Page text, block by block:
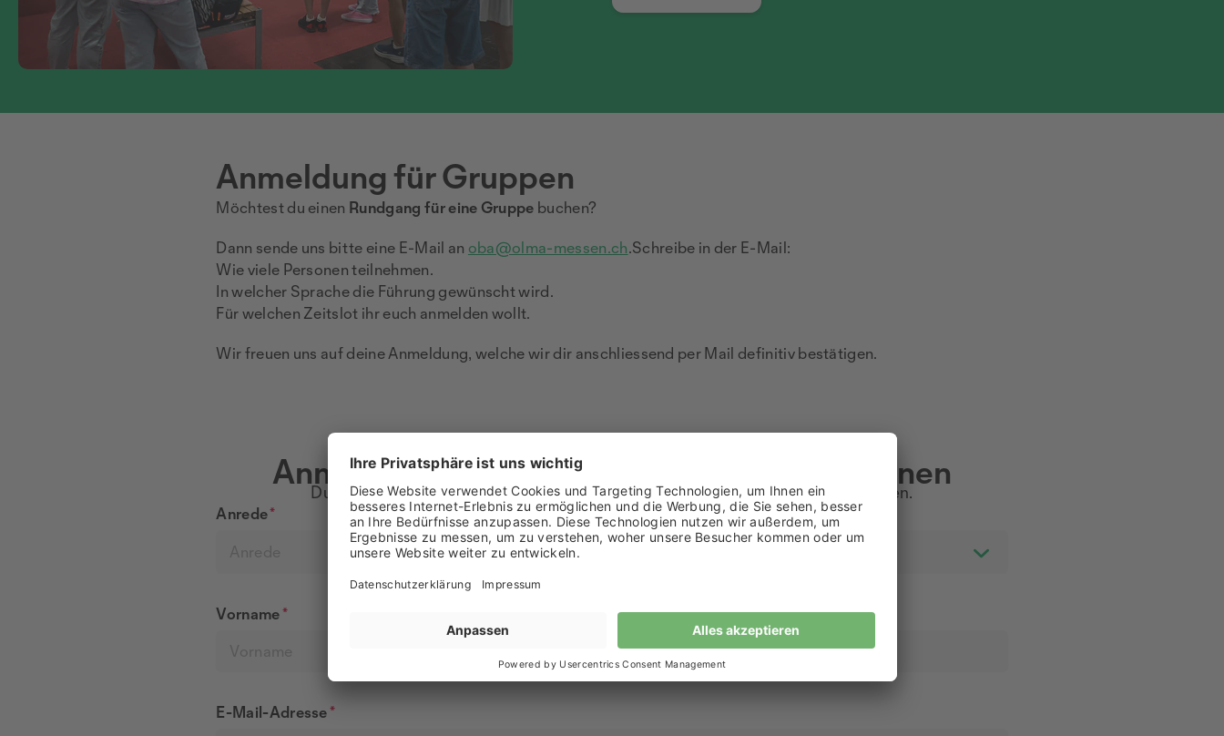
Anmeldung für Gruppen
Möchtest du einen Rundgang für eine Gruppe buchen?
Dann sende uns bitte eine E-Mail an oba@olma-messen.ch.Schreibe in der E-Mail:
Wie viele Personen teilnehmen.
In welcher Sprache die Führung gewünscht wird.
Für welchen Zeitslot ihr euch anmelden wollt.
Wir freuen uns auf deine Anmeldung, welche wir dir anschliessend per Mail definitiv bestätigen.
Anmeldung zum Rundgang für Einzelpersonen
Du kannst dich jetzt über das untenstehende Formular als Einzelperson anmelden.
Anrede*
Vorname* Nachname*
E-Mail-Adresse*